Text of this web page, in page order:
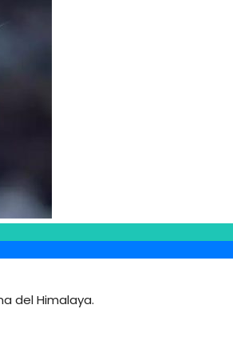
del Himalaya.